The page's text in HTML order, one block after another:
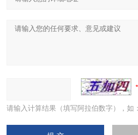
请输入计算结果（填写阿拉伯数字），如